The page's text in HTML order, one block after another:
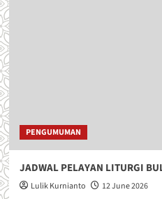
PENGUMUMAN
JADWAL PELAYAN LITURGI
Lulik Kurnianto 12 June 2026